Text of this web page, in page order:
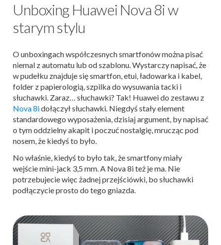
Unboxing Huawei Nova 8i w
starym stylu
O unboxingach współczesnych smartfonów można pisać
niemal z automatu lub od szablonu. Wystarczy napisać, że
w pudełku znajduje się smartfon, etui, ładowarka i kabel,
folder z papierologią, szpilka do wysuwania tacki i
słuchawki. Zaraz… słuchawki? Tak! Huawei do zestawu z
Nova 8idołączył słuchawki. Niegdyś stały element
standardowego wyposażenia, dzisiaj argument, by napisać
o tym oddzielny akapit i poczuć nostalgię, mrucząc pod
nosem, że kiedyś to było.
No właśnie, kiedyś to było tak, że smartfony miały
wejście mini-jack 3,5 mm. A Nova 8i też je ma. Nie
potrzebujecie więc żadnej przejściówki, bo słuchawki
podłączycie prosto do tego gniazda.